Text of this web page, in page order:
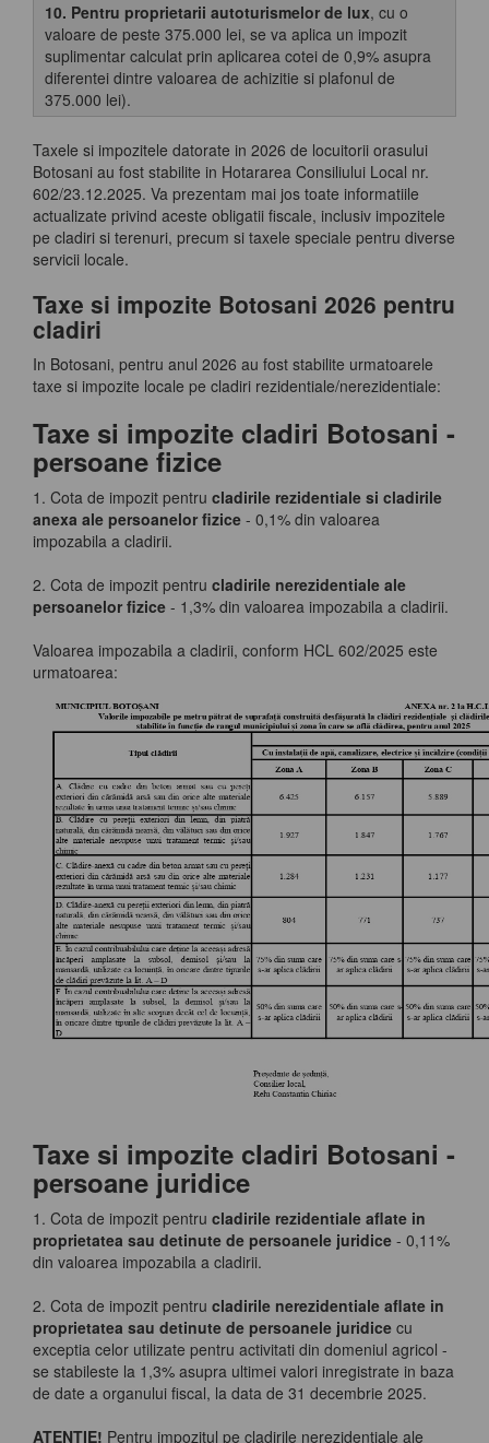
10. Pentru proprietarii autoturismelor de lux, cu o
valoare de peste 375.000 lei, se va aplica un impozit
suplimentar calculat prin aplicarea cotei de 0,9% asupra
diferentei dintre valoarea de achizitie si plafonul de
375.000 lei).
Taxele si impozitele datorate in 2026 de locuitorii orasului
Botosani au fost stabilite in Hotararea Consiliului Local nr.
602/23.12.2025. Va prezentam mai jos toate informatiile
actualizate privind aceste obligatii fiscale, inclusiv impozitele
pe cladiri si terenuri, precum si taxele speciale pentru diverse
servicii locale.
Taxe si impozite Botosani 2026 pentru
cladiri
In Botosani, pentru anul 2026 au fost stabilite urmatoarele
taxe si impozite locale pe cladiri rezidentiale/nerezidentiale:
Taxe si impozite cladiri Botosani -
persoane fizice
1. Cota de impozit pentru cladirile rezidentiale si cladirile
anexa ale persoanelor fizice - 0,1% din valoarea
impozabila a cladirii.
2. Cota de impozit pentru cladirile nerezidentiale ale
persoanelor fizice - 1,3% din valoarea impozabila a cladirii.
Valoarea impozabila a cladirii, conform HCL 602/2025 este
urmatoarea:
Taxe si impozite cladiri Botosani -
persoane juridice
1. Cota de impozit pentru cladirile rezidentiale aflate in
proprietatea sau detinute de persoanele juridice - 0,11%
din valoarea impozabila a cladirii.
2. Cota de impozit pentru cladirile nerezidentiale aflate in
proprietatea sau detinute de persoanele juridice cu
exceptia celor utilizate pentru activitati din domeniul agricol -
se stabileste la 1,3% asupra ultimei valori inregistrate in baza
de date a organului fiscal, la data de 31 decembrie 2025.
ATENTIE! Pentru impozitul pe cladirile nerezidentiale ale